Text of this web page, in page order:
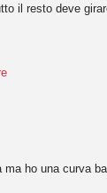
il resto deve
ma ho una curva